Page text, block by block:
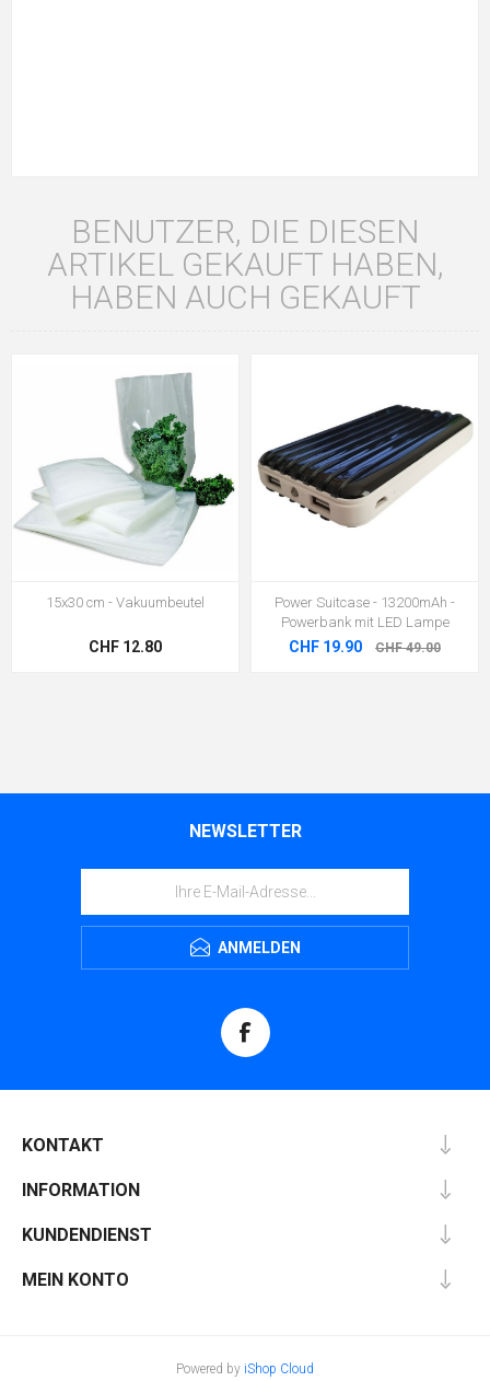
BENUTZER, DIE DIESEN
ARTIKEL GEKAUFT HABEN,
HABEN AUCH GEKAUFT
15x30 cm - Vakuumbeutel
CHF 12.80
Power Suitcase - 13200mAh -
Powerbank mit LED Lampe
CHF 19.90 CHF 49.00
NEWSLETTER
ANMELDEN
KONTAKT
INFORMATION
KUNDENDIENST
MEIN KONTO
Powered by iShop Cloud